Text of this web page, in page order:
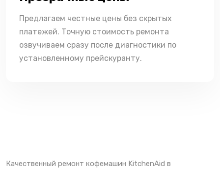
Предлагаем честные цены без скрытых
платежей. Точную стоимость ремонта
озвучиваем сразу после диагностики по
установленному прейскуранту.
Качественный ремонт кофемашин KitchenAid в